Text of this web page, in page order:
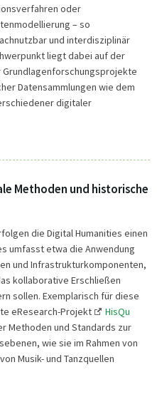
oder
– so
und interdisziplinär
liegt dabei auf der
Datensammlungen wie dem
digitaler
Methoden und historische
die Digital Humanities einen
umfasst etwa die Anwendung
und Infrastrukturkomponenten,
kollaborative Erschließen
sollen. Exemplarisch für diese
eResearch-Projekt
HisQu
Methoden und Standards zur
wie sie im Rahmen von
Musik- und Tanzquellen